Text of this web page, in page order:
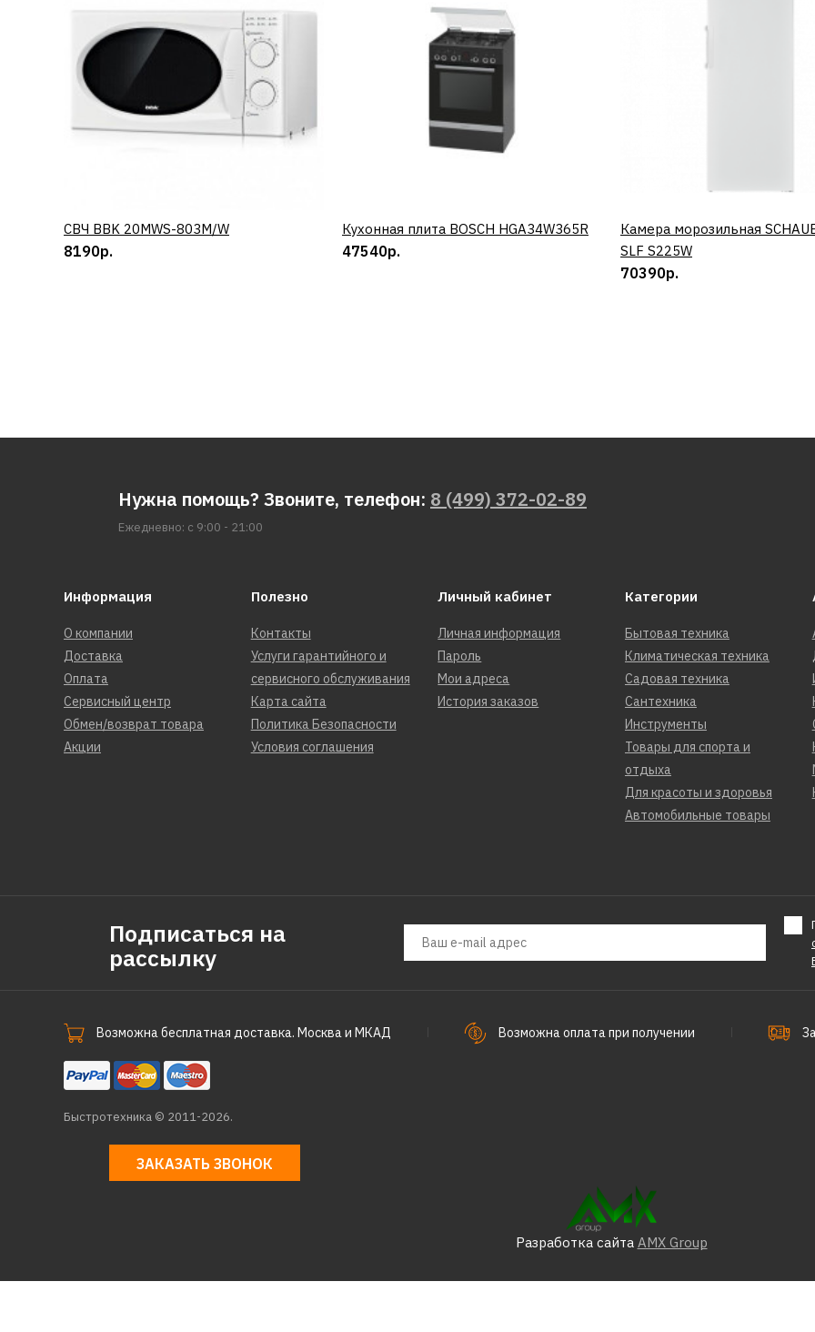
Миксер
60Х400
ДОБАВИТЬ К
REDVERG
Миксер
смесей,
621р.
КУПИТЬ
СВЧ BBK 20MWS-803M/W
8190р.
КУПИТЬ
Кухонная плита BOSCH HGA34W365R
47540р.
КУПИТЬ
Камера морозильная
SLF S225W
70390р.
Нужна помощь? Звоните, телефон: 8 (499) 372-02-89
Ежедневно: с 9:00 - 21:00
Информация
О компании
Доставка
Оплата
Сервисный центр
Обмен/возврат товара
Акции
Полезно
Контакты
Услуги гарантийного и
сервисного обслуживания
Карта сайта
Политика Безопасности
Условия соглашения
Личный кабинет
Личная информация
Пароль
Мои адреса
История заказов
Категории
Бытовая техника
Климатическая техника
Садовая техника
Сантехника
Инструменты
Товары для спорта и
отдыха
Для красоты и здоровья
Автомобильные товары
Подписаться на
рассылку
Возможна бесплатная доставка. Москва и МКАД Возможна оплата при получении
Быстротехника © 2011-2026.
ЗАКАЗАТЬ ЗВОНОК
Разработка сайта AMX Group